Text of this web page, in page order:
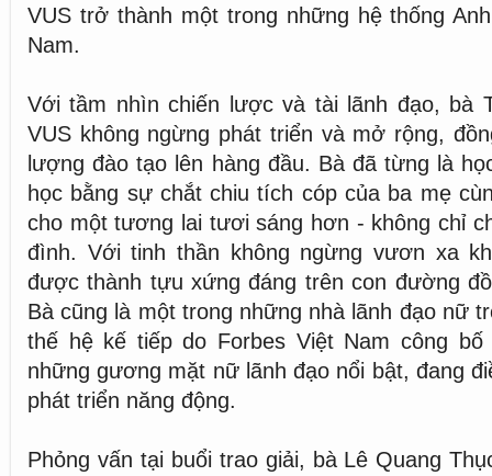
VUS trở thành một trong những hệ thống
Nam.
Với tầm nhìn chiến lược và tài lãnh đạo, bà
VUS không ngừng phát triển và mở rộng,
lượng đào tạo lên hàng đầu. Bà đã từng là
học bằng sự chắt chiu tích cóp của ba mẹ
cho một tương lai tươi sáng hơn - không chỉ
đình. Với tinh thần không ngừng vươn xa
được thành tựu xứng đáng trên con đường
Bà cũng là một trong những nhà lãnh đạo nữ
thế hệ kế tiếp do Forbes Việt Nam công bố
những gương mặt nữ lãnh đạo nổi bật, đang
phát triển năng động.
Phỏng vấn tại buổi trao giải, bà Lê Quang